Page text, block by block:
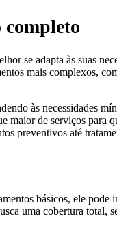
completo
se adapta às suas
mais complexos,
às necessidades
de serviços para
preventivos até
básicos, ele
uma cobertura total,